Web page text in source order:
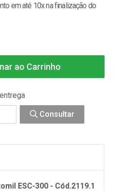
em até 10x na finalização do
ao Carrinho
Consultar
ESC-300 - Cód.2119.1